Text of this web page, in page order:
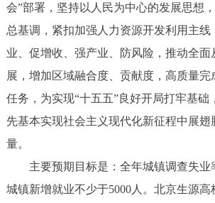
会”部署，坚持以人民为中心的发展思想
总基调，紧扣加强人力资源开发利用主线
业、促增收、强产业、防风险，推动全面
展，增加区域融合度、贡献度，高质量完
任务，为实现“十五五”良好开局打牢基础
先基本实现社会主义现代化新征程中展翅
量。
主要预期目标是：全年城镇调查失业
城镇新增就业不少于5000人。北京生源高